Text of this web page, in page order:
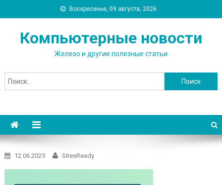
Воскресенье, 09 августа, 2026
Компьютерные новости
Железо и другие полезные статьи
Найти:
12.06.2025 SitesReady